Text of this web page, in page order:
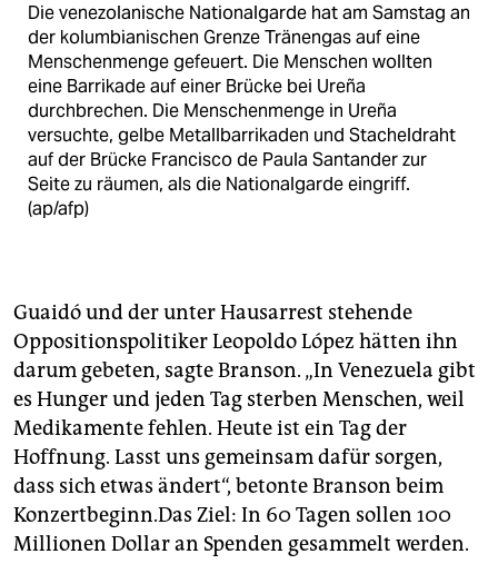
Die venezolanische Nationalgarde hat am Samstag an
der kolumbianischen Grenze Tränengas auf eine
Menschenmenge gefeuert. Die Menschen wollten
eine Barrikade auf einer Brücke bei Ureña
durchbrechen. Die Menschenmenge in Ureña
versuchte, gelbe Metallbarrikaden und Stacheldraht
auf der Brücke Francisco de Paula Santander zur
Seite zu räumen, als die Nationalgarde eingriff.
(ap/afp)
Guaidó und der unter Hausarrest stehende
Oppositionspolitiker Leopoldo López hätten ihn
darum gebeten, sagte Branson. „In Venezuela gibt
es Hunger und jeden Tag sterben Menschen, weil
Medikamente fehlen. Heute ist ein Tag der
Hoffnung. Lasst uns gemeinsam dafür sorgen,
dass sich etwas ändert“, betonte Branson beim
Konzertbeginn.Das Ziel: In 60 Tagen sollen 100
Millionen Dollar an Spenden gesammelt werden.